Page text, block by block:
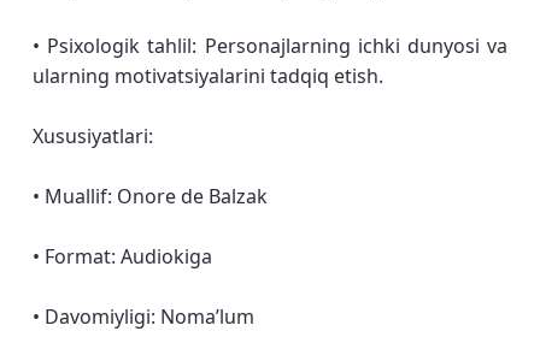
• Psixologik tahlil: Personajlarning ichki dunyosi va
ularning motivatsiyalarini tadqiq etish.
Xususiyatlari:
• Muallif: Onore de Balzak
• Format: Audiokiga
• Davomiyligi: Noma’lum